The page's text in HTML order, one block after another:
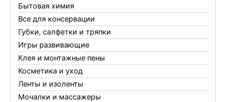
Бытовая химия
Все для консервации
Губки, салфетки и тряпки
Игры развивающие
Клея и монтажные пены
Косметика и уход
Ленты и изоленты
Мочалки и массажеры